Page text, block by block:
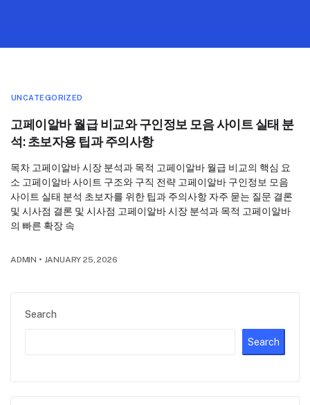
Search
Search
UNCATEGORIZED
고페이알바 월급 비교와 구인정보 모음 사이트 실태 분
석: 초보자용 팁과 주의사항
목차 고페이알바 시장 분석과 목적 고페이알바 월급 비교의 핵심 요
소 고페이알바 사이트 구조와 구직 전략 고페이알바 구인정보 모음
사이트 실태 분석 초보자를 위한 팁과 주의사항 자주 묻는 질문 결론
및 시사점 결론 및 시사점 고페이알바 시장 분석과 목적 고페이알바
의 빠른 확장 속
ADMIN • JANUARY 25, 2026